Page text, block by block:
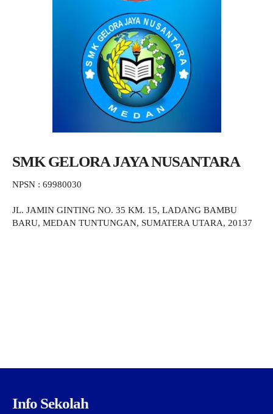
SMK GELORA JAYA NUSANTARA
NPSN : 69980030
JL. JAMIN GINTING NO. 35 KM. 15, LADANG BAMBU
BARU, MEDAN TUNTUNGAN, SUMATERA UTARA, 20137
Info Sekolah